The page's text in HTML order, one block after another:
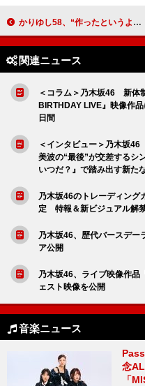
かりゆし58、“作ったというよりは生まれた”楽曲「オワリはじまり」披露 ＜THE FIRST TAKE＞
関連ニュース
＜コラム＞乃木坂46 新体
BIRTHDAY LIVE』映像作
日間
＜インタビュー＞乃木坂
美波の“最後”が交差するシ
いつだ？』で踏み出す新た
乃木坂46のトレーディング
定 特報＆新ビジュアル解
乃木坂46、歴代バースデー
ア公開
乃木坂46、ライブ映像作
ェスト映像を公開
音楽ニュース
念
「